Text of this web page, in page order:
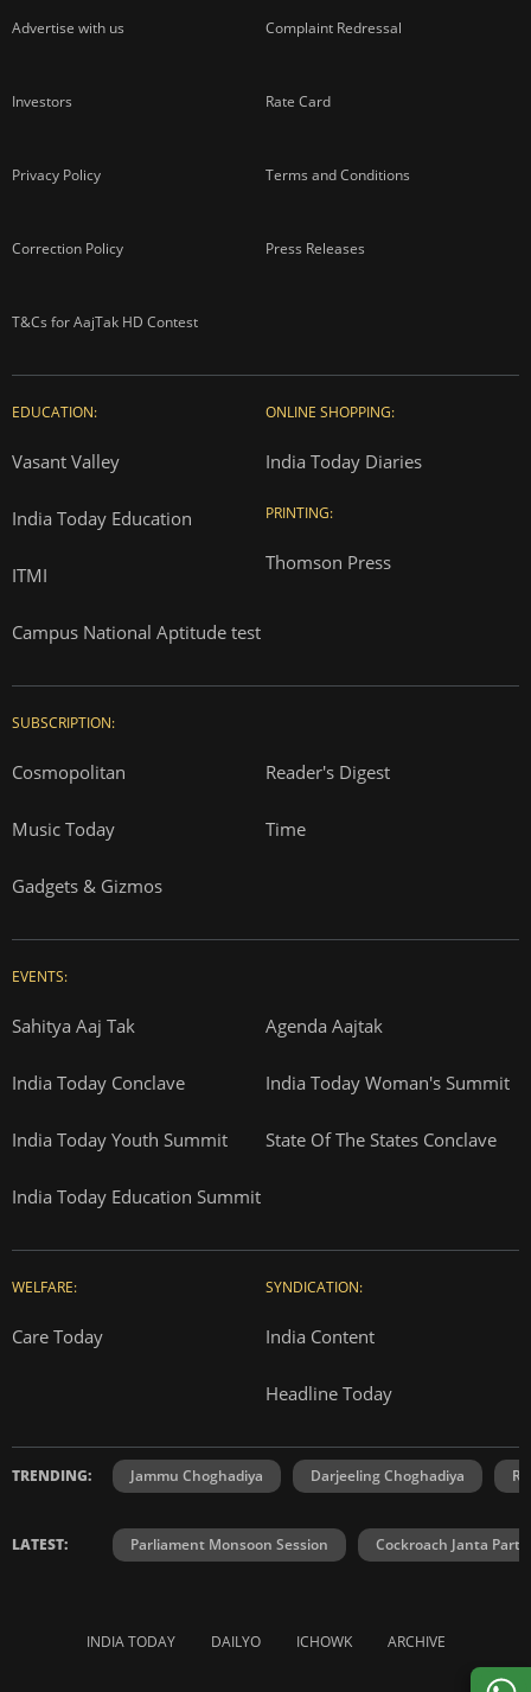
Advertise with us Complaint Redressal
Investors Rate Card
Privacy Policy Terms and Conditions
Correction Policy Press Releases
T&Cs for AajTak HD Contest
EDUCATION:
Vasant Valley
India Today Education
ITMI
Campus National Aptitude test
ONLINE SHOPPING:
India Today Diaries
PRINTING:
Thomson Press
SUBSCRIPTION:
Cosmopolitan Reader's Digest
Music Today Time
Gadgets & Gizmos
EVENTS:
Sahitya Aaj Tak Agenda Aajtak
India Today Conclave India Today Woman's Summit
India Today Youth Summit State Of The States Conclave
India Today Education Summit
WELFARE:
Care Today
SYNDICATION:
India Content
Headline Today
TRENDING: Jammu Choghadiya Darjeeling Choghadiya
LATEST: Parliament Monsoon Session Cockroach Janta
INDIA TODAY DAILYO ICHOWK ARCHIVE